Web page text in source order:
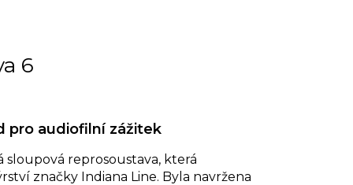
6
pro audiofilní zážitek
sloupová reprosoustava, která
značky Indiana Line. Byla navržena